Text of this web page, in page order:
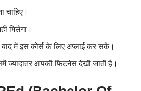
चाहिए।
मिलेगा।
में इस कोर्स के लिए अप्लाई कर सकें।
ज्यादातर आपकी फिटनेस देखी जाती है।